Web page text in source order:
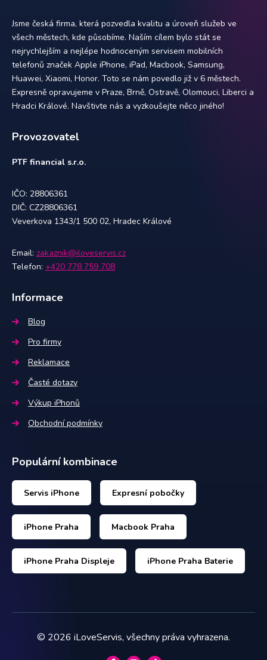
Jsme česká firma, která pozvedla kvalitu a úroveň služeb ve
všech městech, kde působíme. Naším cílem bylo stát se
nejrychlejším a nejlépe hodnoceným servisem mobilních
telefonů značek Apple iPhone, iPad, Macbook, Samsung,
Huawei, Xiaomi, Honor. Toto se nám povedlo již v 6 městech.
Expresně opravujeme v Praze, Brně, Ostravě, Olomouci, Liberci a
Hradci Králové. Navštivte nás a vyzkoušejte něco jiného!
Provozovatel
PTF financial s.r.o.
IČO: 28806361
DIČ: CZ28806361
Veverkova 1343/1 500 02, Hradec Králové
Email: zakaznik@iloveservis.cz
Telefon: +420 778 759 708
Informace
Blog
Pro firmy
Reklamace
Časté dotazy
Výkup iPhonů
Obchodní podmínky
Populární kombinace
Servis iPhone Expresní pobočky
iPhone Praha Macbook Praha
iPhone Praha Displeje iPhone Praha Baterie
© 2026 iLoveServis, všechny práva vyhrazena.